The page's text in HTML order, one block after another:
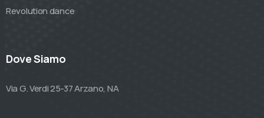
Revolution dance
Dove Siamo
Via G. Verdi 25-37 Arzano, NA